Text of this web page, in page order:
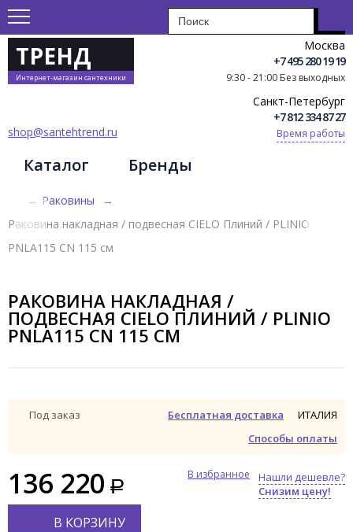
ТРЕНД
Интернет-магазин сантехники
Москва
+7 495 280 19 19
9:30 - 21:00 Без выходных
Санкт-Петербург
+7 812 334 87 27
Время работы
shop@santehtrend.ru
Каталог Бренды
→ Раковины
→
Раковина накладная / подвесная CIELO Плиний / PLINIO
PNLA115 CN 115 см
РАКОВИНА НАКЛАДНАЯ /
ПОДВЕСНАЯ CIELO ПЛИНИЙ / PLINIO
PNLA115 CN 115 СМ
Под заказ
Бесплатная доставка
Способы оплаты
ИТАЛИЯ
136 220
Нашли дешевле?
Снизим цену!
В избранное
В КОРЗИНУ